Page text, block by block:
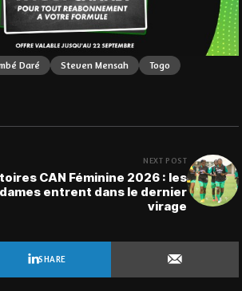
Daré Steven Mensah
Togo
NEXT POST
CAN Féminine 2026 : les
entrent dans le dernier
virage
SHARE